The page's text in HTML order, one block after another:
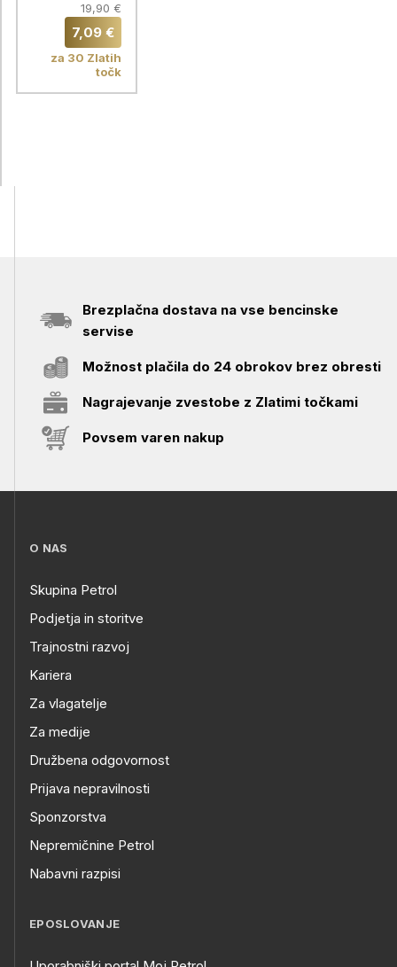
19,90 €
7,09 €
za 30 Zlatih
točk
Brezplačna dostava na vse bencinske
servise
Možnost plačila do 24 obrokov brez obresti
Nagrajevanje zvestobe z Zlatimi točkami
Povsem varen nakup
O NAS
Skupina Petrol
Podjetja in storitve
Trajnostni razvoj
Kariera
Za vlagatelje
Za medije
Družbena odgovornost
Prijava nepravilnosti
Sponzorstva
Nepremičnine Petrol
Nabavni razpisi
EPOSLOVANJE